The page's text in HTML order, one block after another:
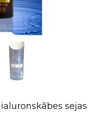
sejas